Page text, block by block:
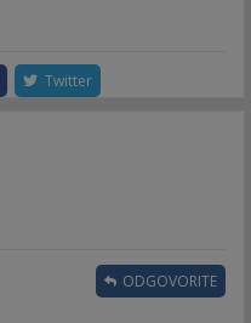
Twitter
ODGOVORITE